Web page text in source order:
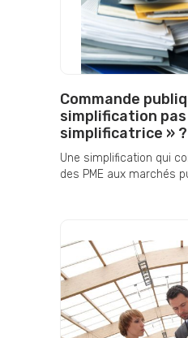
Commande
simplification pas
simplificatrice » ?
Une simplification qui
des PME aux marchés